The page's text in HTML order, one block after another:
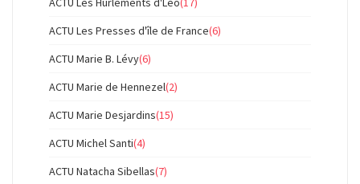
ACTU Les Presses d'île de France(6)
ACTU Marie B. Lévy(6)
ACTU Marie de Hennezel(2)
ACTU Marie Desjardins(15)
ACTU Michel Santi(4)
ACTU Natacha Sibellas(7)